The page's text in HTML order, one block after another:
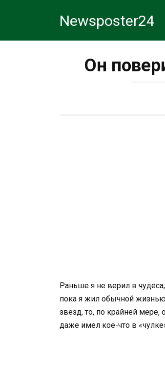
Newsposter24
Он
Раньше я не верил в
пока я жил обычной
звезд, то, по крайней мере,
даже имел кое-что в